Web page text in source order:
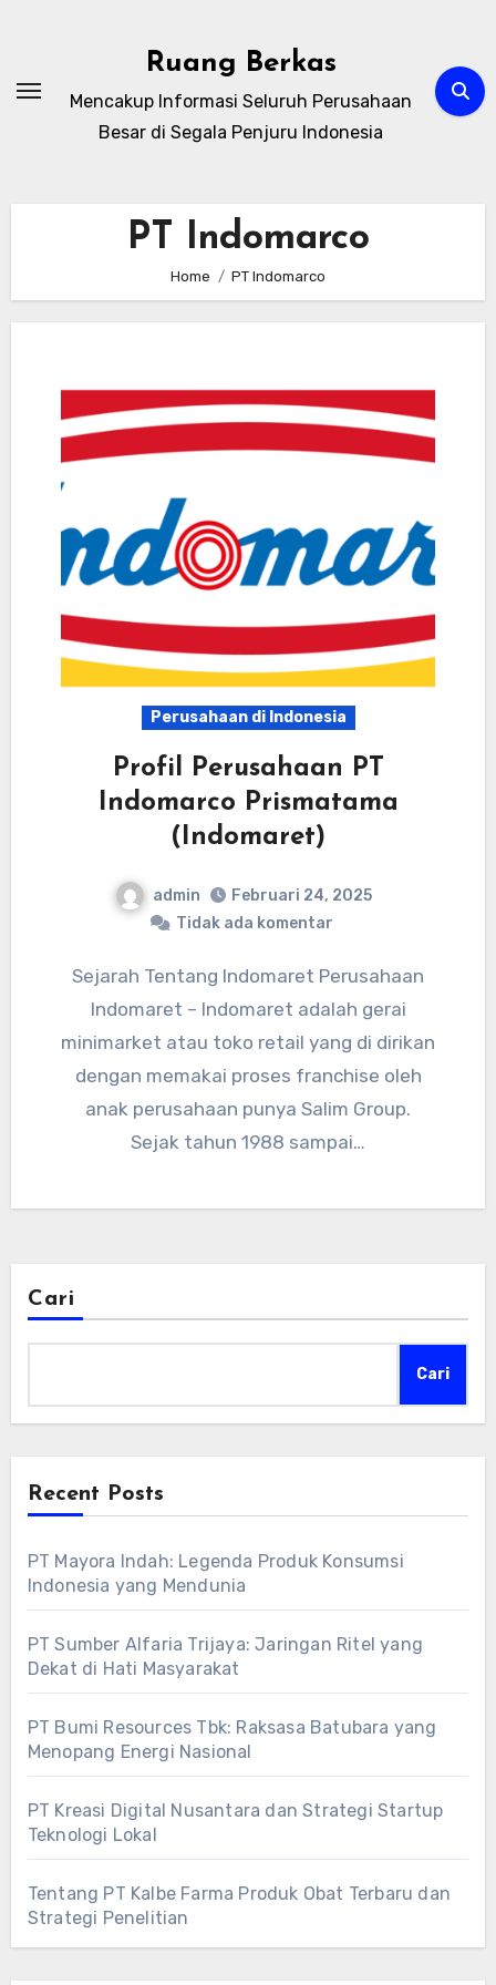
Ruang Berkas
Mencakup Informasi Seluruh Perusahaan
Besar di Segala Penjuru Indonesia
PT Indomarco
Home PT Indomarco
Perusahaan di Indonesia
Profil Perusahaan PT
Indomarco Prismatama
(Indomaret)
admin
Februari 24, 2025
Tidak ada komentar
Sejarah Tentang Indomaret Perusahaan
Indomaret – Indomaret adalah gerai
minimarket atau toko retail yang di dirikan
dengan memakai proses franchise oleh
anak perusahaan punya Salim Group.
Sejak tahun 1988 sampai…
Cari
Cari
Recent Posts
PT Mayora Indah: Legenda Produk Konsumsi
Indonesia yang Mendunia
PT Sumber Alfaria Trijaya: Jaringan Ritel yang
Dekat di Hati Masyarakat
PT Bumi Resources Tbk: Raksasa Batubara yang
Menopang Energi Nasional
PT Kreasi Digital Nusantara dan Strategi Startup
Teknologi Lokal
Tentang PT Kalbe Farma Produk Obat Terbaru dan
Strategi Penelitian